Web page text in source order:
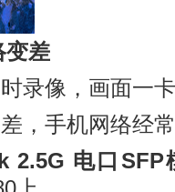
变差
录像，画面一
，手机网络经
2.5G 电口SFP